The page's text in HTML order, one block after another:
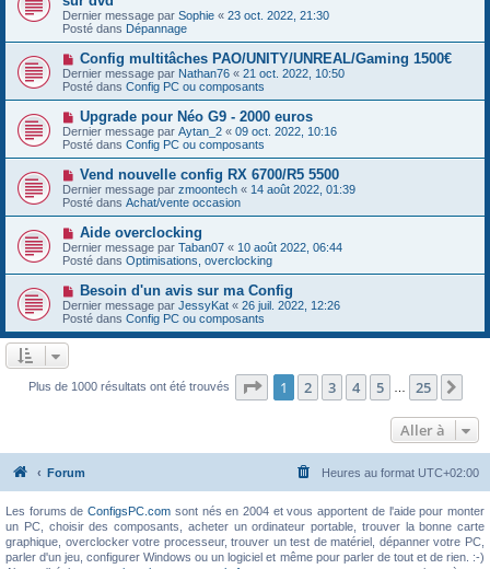
g
e
m
e
s
s
g
e
u
v
e
a
u
m
e
s
s
g
e
Dernier message par Sophie « 23 oct. 2022, 21:30
Posté dans Dépannage
N
o
u
v
e
a
u
m
e
s
s
a
g
Config multitâches PAO/UNITY/UNREAL/Gaming 1500€
Dernier message par Nathan76 « 21 oct. 2022, 10:50
Posté dans Config PC ou composants
N
o
u
v
e
u
m
e
s
s
a
g
e
Upgrade pour Néo G9 - 2000 euros
Dernier message par Aytan_2 « 09 oct. 2022, 10:16
Posté dans Config PC ou composants
N
o
u
v
a
u
m
e
s
a
g
e
Vend nouvelle config RX 6700/R5 5500
Dernier message par zmoontech « 14 août 2022, 01:39
Posté dans Achat/vente occasion
N
o
u
v
e
a
u
m
e
g
Aide overclocking
Dernier message par Taban07 « 10 août 2022, 06:44
Posté dans Optimisations, overclocking
N
o
u
v
e
m
e
Besoin d'un avis sur ma Config
Dernier message par JessyKat « 26 juil. 2022, 12:26
Posté dans Config PC ou composants
Plus de 1000 résultats ont été trouvés Page 1sur25
1 2 3 4 5 25
Aller à
Forum Heures au format UTC+02:00
Les forums deConfigsPC.com sont nés en 2004 et vous apportent de l'aide pour monter
un PC, choisir des composants, acheter un ordinateur portable, trouver la bonne carte
graphique, overclocker votre processeur, trouver un test de matériel, dépanner votre PC,
parler d'un jeu, configurer Windows ou un logiciel et même pour parler de tout et de rien. :-)